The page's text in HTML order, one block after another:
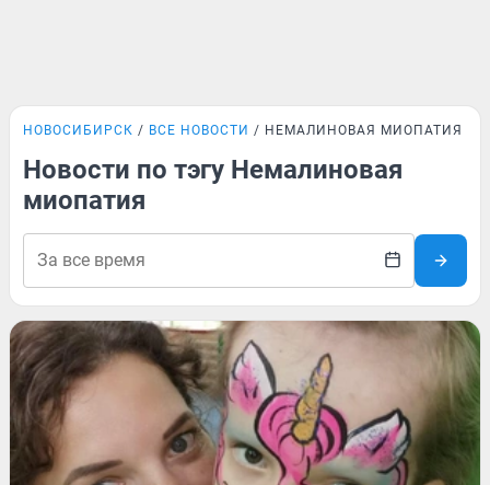
НОВОСИБИРСК ВСЕ НОВОСТИ НЕМАЛИНОВАЯ МИОПАТИЯ
Новости по тэгу Немалиновая
миопатия